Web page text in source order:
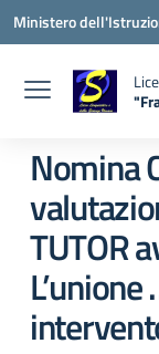
Vai ai contenuti
Vai al menu di
Vai al footer
Ministero
Nomina
TUTOR